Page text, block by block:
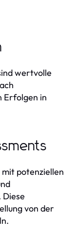
wertvolle
Erfolgen in
mit potenziellen
von der